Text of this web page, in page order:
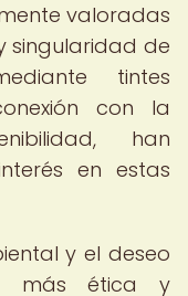
valoradas
singularidad de
tintes
con la
han
en estas
y el deseo
más ética y